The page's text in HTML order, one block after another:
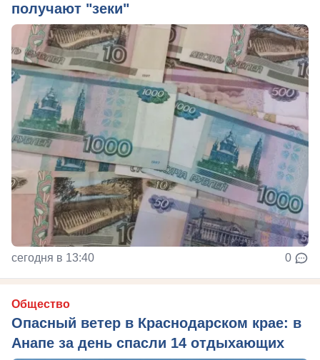
получают "зеки"
сегодня в 13:40 0
Общество
Опасный ветер в Краснодарском крае: в
Анапе за день спасли 14 отдыхающих